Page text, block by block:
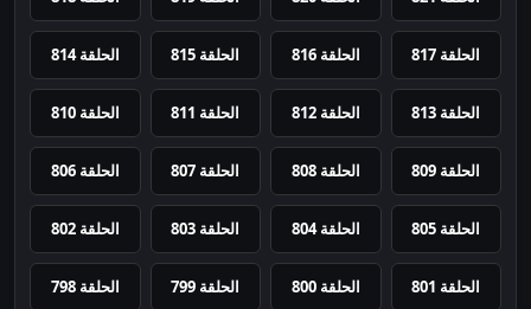
الحلقة 817 الحلقة 816 الحلقة 815 الحلقة 814
الحلقة 813 الحلقة 812 الحلقة 811 الحلقة 810
الحلقة 809 الحلقة 808 الحلقة 807 الحلقة 806
الحلقة 805 الحلقة 804 الحلقة 803 الحلقة 802
الحلقة 801 الحلقة 800 الحلقة 799 الحلقة 798